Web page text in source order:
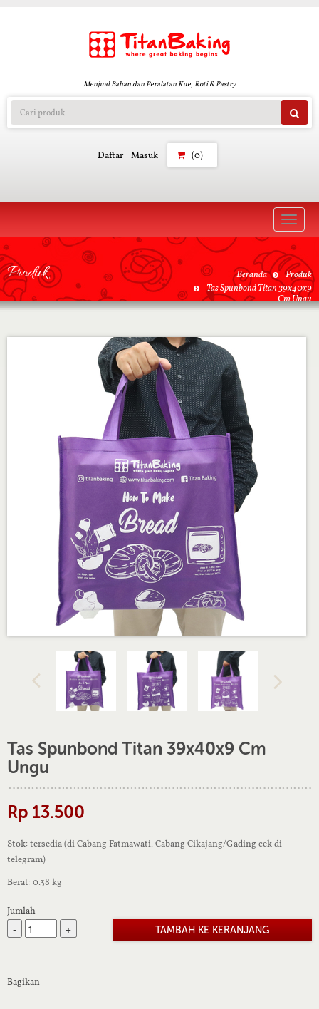
Menjual Bahan dan Peralatan Kue, Roti & Pastry
Daftar Masuk (0)
Toggle
Produk Beranda
Produk
Tas Spunbond Titan 39x40x9
Cm Ungu
Tas Spunbond Titan 39x40x9 Cm
Ungu
Rp 13.500
Stok: tersedia (di Cabang Fatmawati. Cabang Cikajang/Gading cek di
telegram)
Berat: 0.38 kg
Jumlah
- +
Bagikan